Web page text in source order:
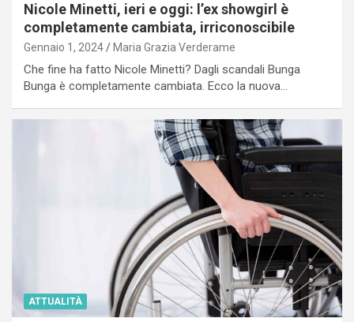
Nicole Minetti, ieri e oggi: l’ex showgirl è
completamente cambiata, irriconoscibile
Gennaio 1, 2024 Maria Grazia Verderame
Che fine ha fatto Nicole Minetti? Dagli scandali Bunga
Bunga è completamente cambiata. Ecco la nuova…
ATTUALITÀ